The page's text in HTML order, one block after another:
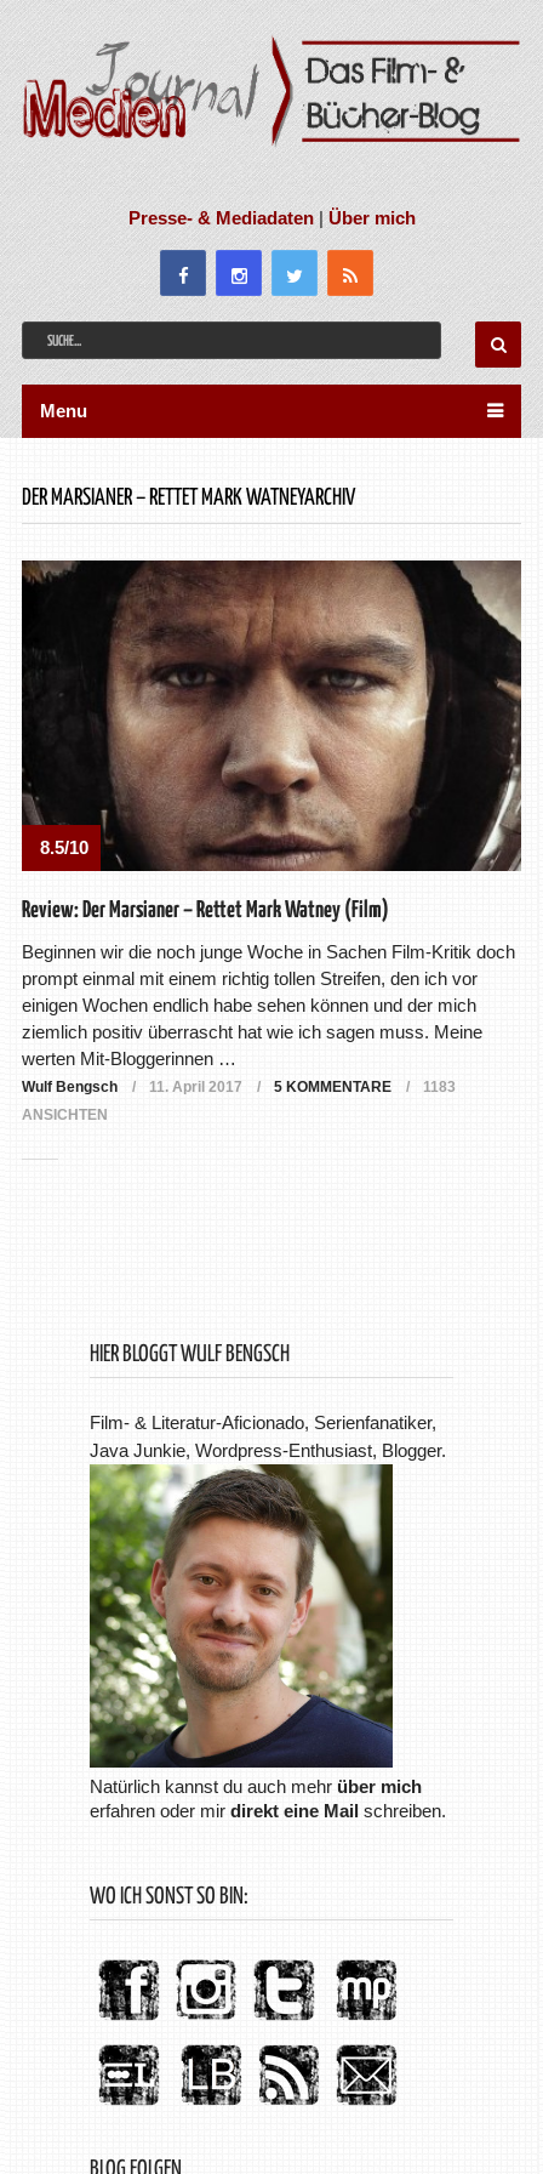
Presse- & Mediadaten|Über mich
Menu
DER MARSIANER – RETTET MARK WATNEYARCHIV
8.5/10
Review: Der Marsianer – Rettet Mark Watney (Film)
Beginnen wir die noch junge Woche in Sachen Film-Kritik doch
prompt einmal mit einem richtig tollen Streifen, den ich vor
einigen Wochen endlich habe sehen können und der mich
ziemlich positiv überrascht hat wie ich sagen muss. Meine
werten Mit-Bloggerinnen …
Wulf Bengsch 11. April 2017 5 KOMMENTARE
1183
ANSICHTEN
HIER BLOGGT WULF BENGSCH
Film- & Literatur-Aficionado, Serienfanatiker,
Java Junkie, Wordpress-Enthusiast, Blogger.
Natürlich kannst du auch mehr über mich
erfahren oder mir direkt eine Mailschreiben.
WO ICH SONST SO BIN: